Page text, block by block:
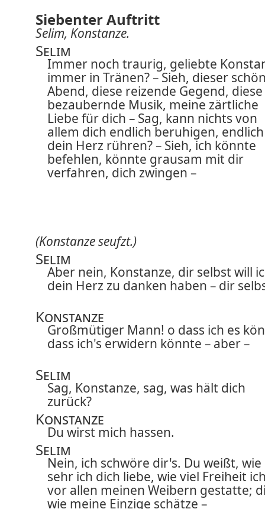
Siebenter Auftritt
Selim, Konstanze.
Selim
Immer noch traurig, geliebte
immer in Tränen? – Sieh, dieser
Abend, diese reizende Gegend, diese
bezaubernde Musik, meine zärtliche
Liebe für dich – Sag, kann nichts von
allem dich endlich beruhigen, endlich
dein Herz rühren? – Sieh, ich könnte
befehlen, könnte grausam mit dir
verfahren, dich zwingen –
(Konstanze seufzt.)
Selim
Aber nein, Konstanze, dir selbst will
dein Herz zu danken haben – dir
Konstanze
Großmütiger Mann! o dass ich es
dass ich's erwidern könnte – aber –
Selim
Sag, Konstanze, sag, was hält dich
zurück?
Konstanze
Du wirst mich hassen.
Selim
Nein, ich schwöre dir's. Du weißt, wie
sehr ich dich liebe, wie viel Freiheit
vor allen meinen Weibern gestatte;
wie meine Einzige schätze –